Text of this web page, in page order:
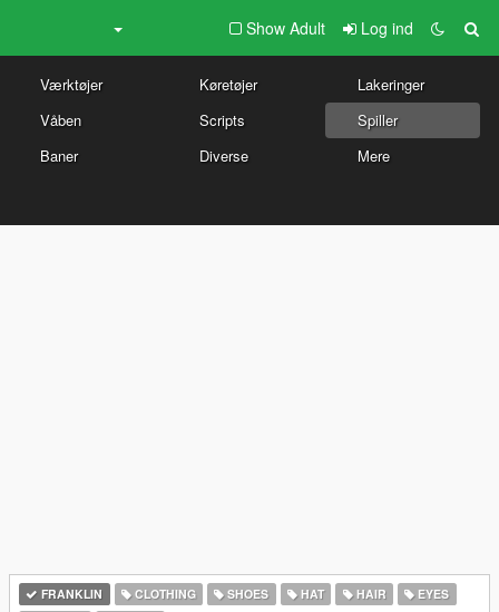
Show Adult Log ind
Værktøjer Køretøjer
Lakeringer
Våben
Scripts
Spiller
Baner
Diverse Mere
FRANKLIN CLOTHING SHOES HAT HAIR
EYES